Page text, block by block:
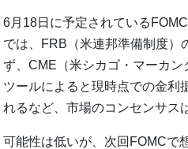
6月18日に予定されている
では、FRB（米連邦準備制度）
ず、CME（米シカゴ・マーカ
ツールによると現時点での金利
れるなど、市場のコンセンサス
可能性は低いが、次回FOMCで